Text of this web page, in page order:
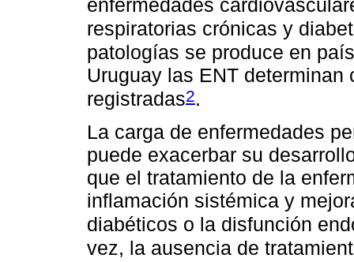
enfermedades
respiratorias crónicas y
patologías se produce en
Uruguay las ENT
registradas2.
La carga de enfermedades
puede exacerbar su
que el tratamiento de la
inflamación sistémica y
diabéticos o la disfunción
vez, la ausencia de